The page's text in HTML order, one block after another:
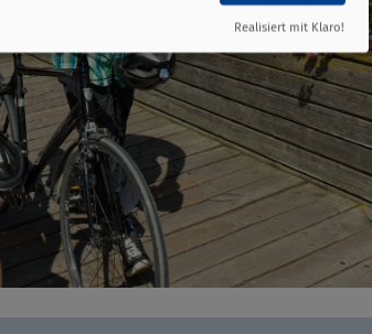
Realisiert mit Klaro!